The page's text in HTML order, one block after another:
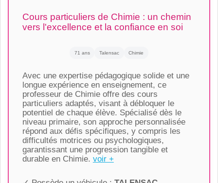
Cours particuliers de Chimie : un chemin
vers l'excellence et la confiance en soi
71 ans Talensac Chimie
Avec une expertise pédagogique solide et une
longue expérience en enseignement, ce
professeur de Chimie offre des cours
particuliers adaptés, visant à débloquer le
potentiel de chaque élève. Spécialisé dès le
niveau primaire, son approche personnalisée
répond aux défis spécifiques, y compris les
difficultés motrices ou psychologiques,
garantissant une progression tangible et
durable en Chimie. voir +